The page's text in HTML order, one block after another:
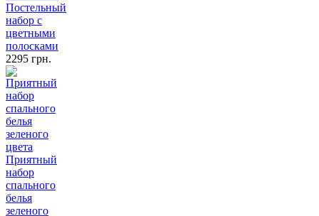
Постельный
набор с
цветными
полосками
2295 грн.
Приятный
набор
спального
белья
зеленого